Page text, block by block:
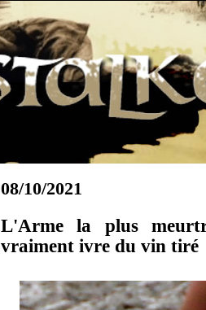
08/10/2021
L'Arme la plus
vraiment ivre du vin tiré